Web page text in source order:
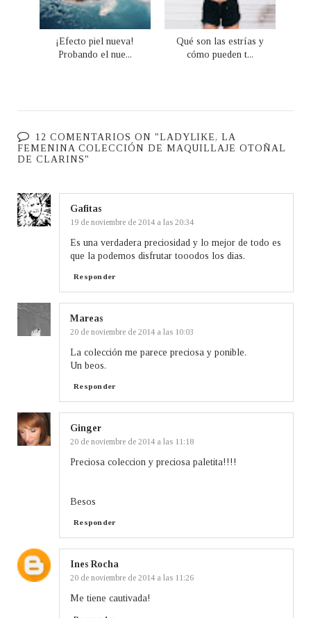
¡Efecto piel nueva!
Probando el nue...
Qué son las estrías y
cómo pueden t...
12 COMENTARIOS ON "LADYLIKE, LA
FEMENINA COLECCIÓN DE MAQUILLAJE OTOÑAL
DE CLARINS"
Gafitas
19 de noviembre de 2014 a las 20:34
Es una verdadera preciosidad y lo mejor de todo es
que la podemos disfrutar tooodos los dias.
Responder
Mareas
20 de noviembre de 2014 a las 10:03
La colección me parece preciosa y ponible.
Un beos.
Responder
Ginger
20 de noviembre de 2014 a las 11:18
Preciosa coleccion y preciosa paletita!!!!
Besos
Responder
Ines Rocha
20 de noviembre de 2014 a las 11:26
Me tiene cautivada!